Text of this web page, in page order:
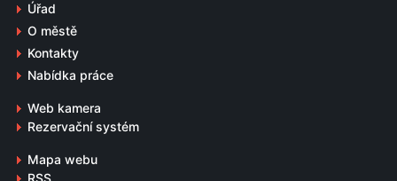
Úřad
O městě
Kontakty
Nabídka práce
Web kamera
Rezervační systém
Mapa webu
RSS